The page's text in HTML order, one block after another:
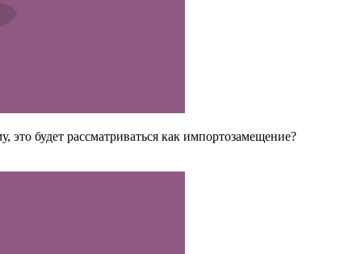
будет рассматриваться как импортозамещение?